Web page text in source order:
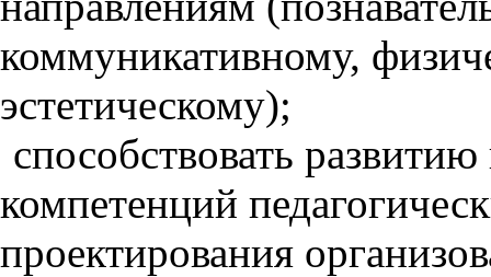
коммуникативному,
эстетическому);
способствовать
компетенций
проектирования